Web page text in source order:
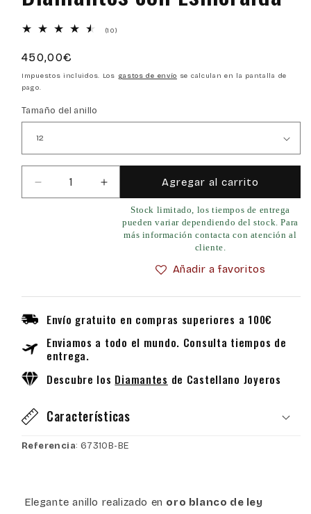
(10)
Precio
habitual
450,00€
Impuestos incluidos. Los gastos de envío se calculan en la pantalla de
pago.
Tamaño del anillo
Reducir
cantidad
Diamantes
Esmeralda
Aumentar
cantidad
Anillo
Diamantes
Esmeralda
Agregar al carrito
Stock limitado, los tiempos de entrega
pueden variar dependiendo del stock. Para
más información contacta con atención al
cliente.
Añadir a favoritos
Envío gratuito en compras superiores a 100€
Enviamos a todo el mundo. Consulta tiempos de
entrega.
Descubre los Diamantes de Castellano Joyeros
Características
Referencia: 6731OB-BE
Elegante anillo realizado en oro blanco de ley